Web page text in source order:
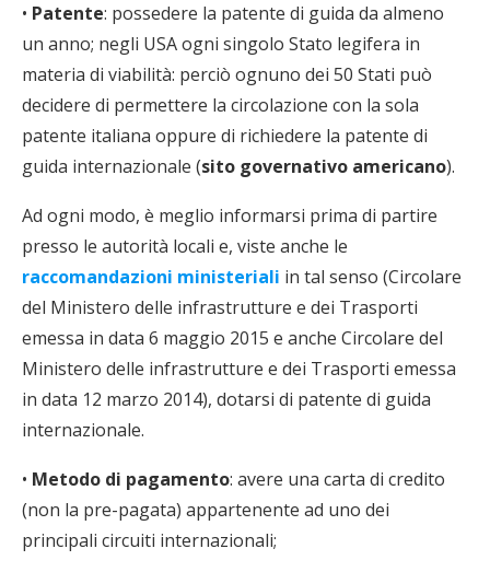
• Patente: possedere la patente di guida da almeno
un anno; negli USA ogni singolo Stato legifera in
materia di viabilità: perciò ognuno dei 50 Stati può
decidere di permettere la circolazione con la sola
patente italiana oppure di richiedere la patente di
guida internazionale (sito governativo americano).
Ad ogni modo, è meglio informarsi prima di partire
presso le autorità locali e, viste anche le
raccomandazioni ministeriali in tal senso (Circolare
del Ministero delle infrastrutture e dei Trasporti
emessa in data 6 maggio 2015 e anche Circolare del
Ministero delle infrastrutture e dei Trasporti emessa
in data 12 marzo 2014), dotarsi di patente di guida
internazionale.
• Metodo di pagamento: avere una carta di credito
(non la pre-pagata) appartenente ad uno dei
principali circuiti internazionali;